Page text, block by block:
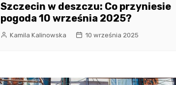
Szczecin w deszczu: Co przyniesie
pogoda 10 września 2025?
Kamila Kalinowska 10 września 2025